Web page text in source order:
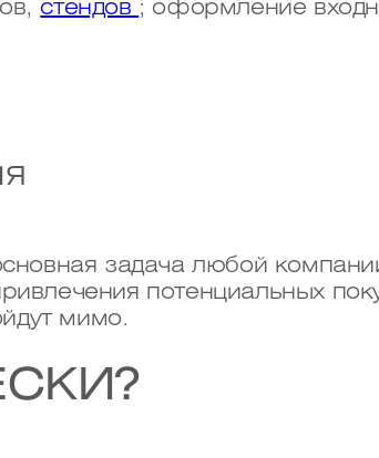
стендов ; оформление
задача любой
потенциальных
мимо.